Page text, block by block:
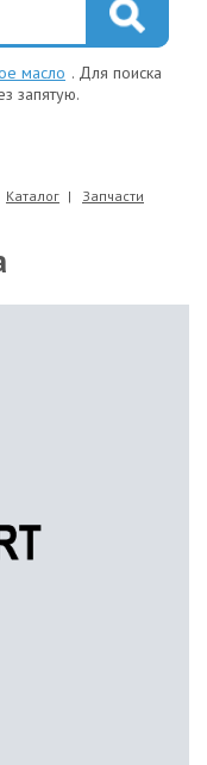
масло . Для поиска
запятую.
Каталог Запчасти